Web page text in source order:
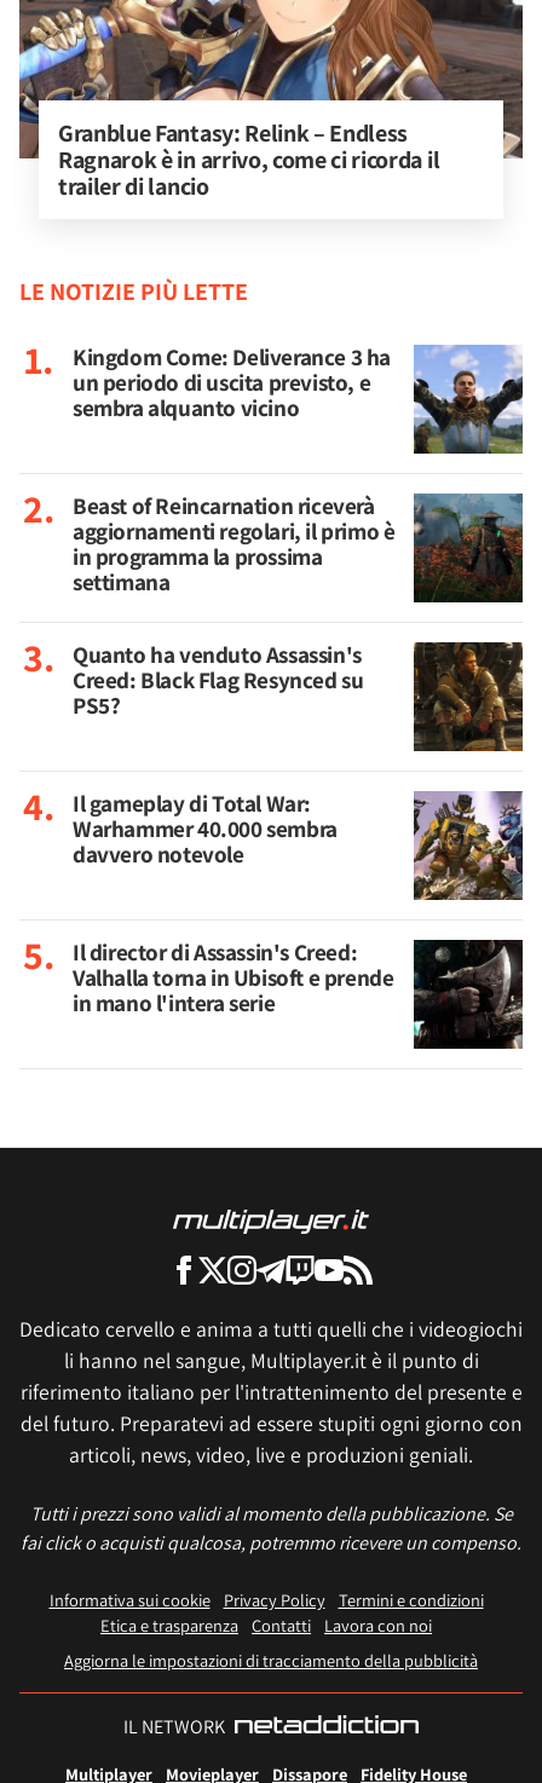
Granblue Fantasy: Relink – Endless
Ragnarok è in arrivo, come ci ricorda il
trailer di lancio
LE NOTIZIE PIÙ LETTE
Kingdom Come: Deliverance 3 ha
un periodo di uscita previsto, e
sembra alquanto vicino
Beast of Reincarnation riceverà
aggiornamenti regolari, il primo è
in programma la prossima
settimana
Quanto ha venduto Assassin's
Creed: Black Flag Resynced su
PS5?
Il gameplay di Total War:
Warhammer 40.000 sembra
davvero notevole
Il director di Assassin's Creed:
Valhalla torna in Ubisoft e prende
in mano l'intera serie
Dedicato cervello e anima a tutti quelli che i videogiochi
li hanno nel sangue, Multiplayer.it è il punto di
riferimento italiano per l'intrattenimento del presente e
del futuro. Preparatevi ad essere stupiti ogni giorno con
articoli, news, video, live e produzioni geniali.
Tutti i prezzi sono validi al momento della pubblicazione. Se
fai click o acquisti qualcosa, potremmo ricevere un compenso.
Informativa sui cookie Privacy Policy
Termini e condizioni
Etica e trasparenza Contatti
Lavora con noi
Aggiorna le impostazioni di tracciamento della pubblicità
IL NETWORK
Multiplayer Movieplayer Dissapore Fidelity House